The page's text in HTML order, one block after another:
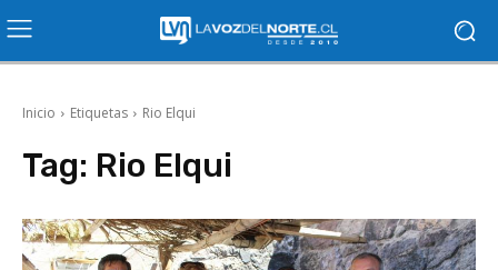
Inicio Etiquetas Rio Elqui
Tag: Rio Elqui